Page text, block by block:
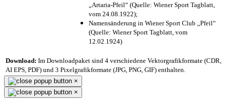
„Artaria-Pfeil“ (Quelle: Wiener Sport Tagblatt,
vom 24.08.1922);
Namensänderung in Wiener Sport Club „Pfeil“
(Quelle: Wiener Sport Tagblatt, vom
12.02.1924)
Download: Im Downloadpaket sind 4 verschiedene Vektorgrafikformate (CDR,
AI EPS, PDF) und 3 Pixelgrafikformate (JPG, PNG, GIF) enthalten.
×
×